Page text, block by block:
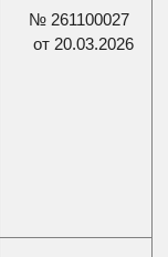
№ 261100027
от 20.03.2026